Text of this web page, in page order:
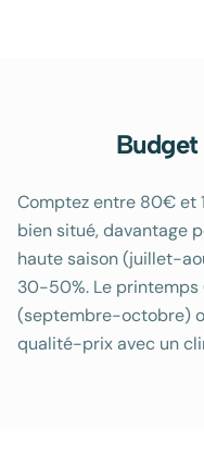
Comptez entre 80€ et
bien situé, davantage
haute saison (juillet-
30-50%. Le
(septembre-octobre)
qualité-prix avec un